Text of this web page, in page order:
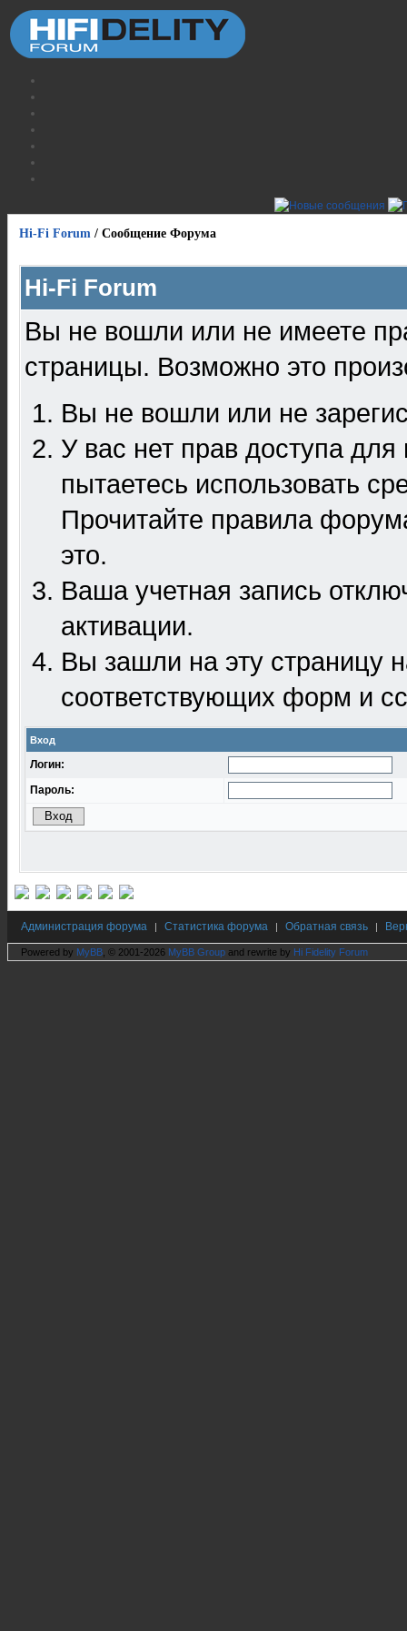
Hi-Fi Forum / Сообщение Форума
Hi-Fi Forum
Вы не вошли или не имеете
страницы. Возможно это
Вы не вошли или не
У вас нет прав доступа
пытаетесь использовать
Прочитайте правила
это.
Ваша учетная запись
активации.
Вы зашли на эту
соответствующих форм и
Вход
Логин:
Пароль:
Администрация форума | Статистика форума | Обратная связь |
Powered by MyBB , © 2001-2026 MyBB Group and rewrite by Hi Fidelity Forum